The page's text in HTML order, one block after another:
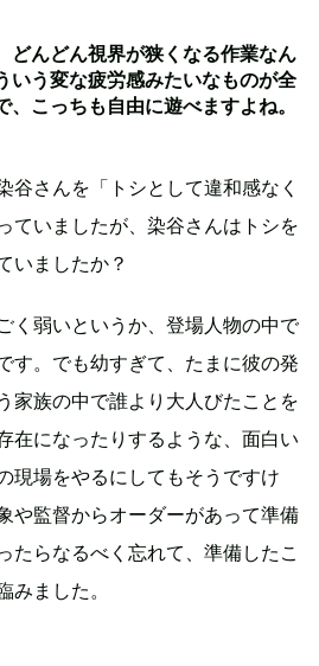
どんどん視界が狭くなる作業なん
いう変な疲労感みたいなものが全
、こっちも自由に遊べますよね。
さんを「トシとして違和感なく
ていましたが、染谷さんはトシを
いましたか？
く弱いというか、登場人物の中で
す。でも幼すぎて、たまに彼の発
家族の中で誰より大人びたことを
在になったりするような、面白い
現場をやるにしてもそうですけ
や監督からオーダーがあって準備
たらなるべく忘れて、準備したこ
みました。